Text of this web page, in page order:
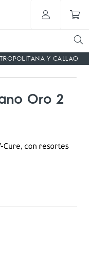
Y CALLAO
Oro 2
Cure, con resortes